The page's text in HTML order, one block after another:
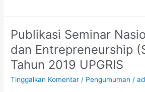
Publikasi Seminar
dan Entrepreneurship
Tahun 2019 UPGRIS
Tinggalkan Komentar / Pengumuman /
Publikasi
Seminar
Nasional
Sains
dan